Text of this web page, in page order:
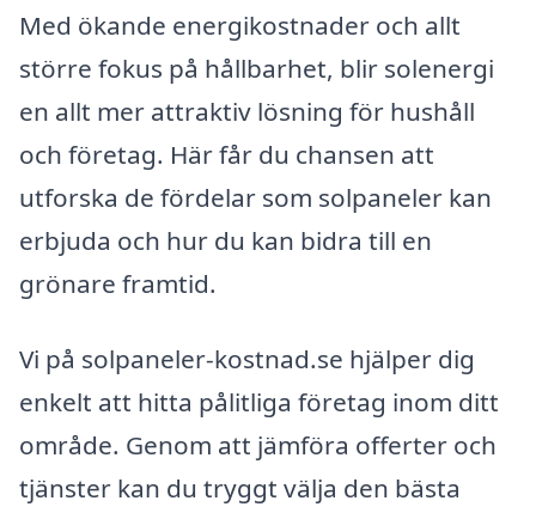
Med ökande energikostnader och allt
större fokus på hållbarhet, blir solenergi
en allt mer attraktiv lösning för hushåll
och företag. Här får du chansen att
utforska de fördelar som solpaneler kan
erbjuda och hur du kan bidra till en
grönare framtid.
Vi på solpaneler-kostnad.se hjälper dig
enkelt att hitta pålitliga företag inom ditt
område. Genom att jämföra offerter och
tjänster kan du tryggt välja den bästa